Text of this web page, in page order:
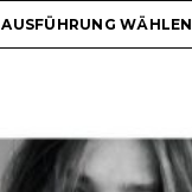
AUSFÜHRUNG WÄHLEN